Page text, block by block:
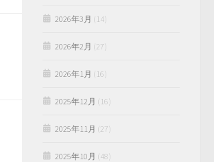
2026年3月 (14)
2026年2月 (27)
2026年1月 (16)
2025年12月 (16)
2025年11月 (27)
2025年10月 (48)